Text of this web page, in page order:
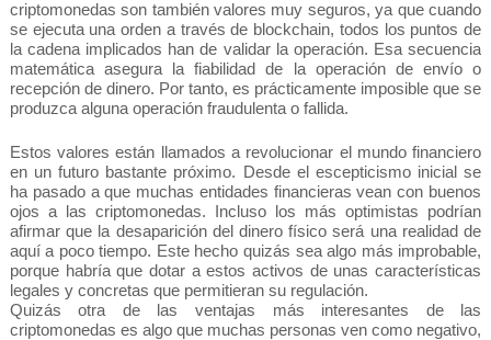
criptomonedas son también valores muy seguros, ya que cuando
se ejecuta una orden a través de blockchain, todos los puntos de
la cadena implicados han de validar la operación. Esa secuencia
matemática asegura la fiabilidad de la operación de envío o
recepción de dinero. Por tanto, es prácticamente imposible que se
produzca alguna operación fraudulenta o fallida.
Estos valores están llamados a revolucionar el mundo financiero
en un futuro bastante próximo. Desde el escepticismo inicial se
ha pasado a que muchas entidades financieras vean con buenos
ojos a las criptomonedas. Incluso los más optimistas podrían
afirmar que la desaparición del dinero físico será una realidad de
aquí a poco tiempo. Este hecho quizás sea algo más improbable,
porque habría que dotar a estos activos de unas características
legales y concretas que permitieran su regulación.
Quizás otra de las ventajas más interesantes de las
criptomonedas es algo que muchas personas ven como negativo,